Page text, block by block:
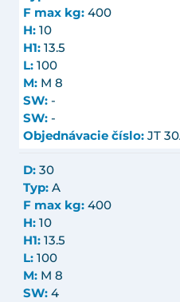
F max kg: 400
H: 10
H1: 13.5
L: 100
M: M 8
SW: -
SW: -
Objednávacie číslo: JT
D: 30
Typ: A
F max kg: 400
H: 10
H1: 13.5
L: 100
M: M 8
SW: 4